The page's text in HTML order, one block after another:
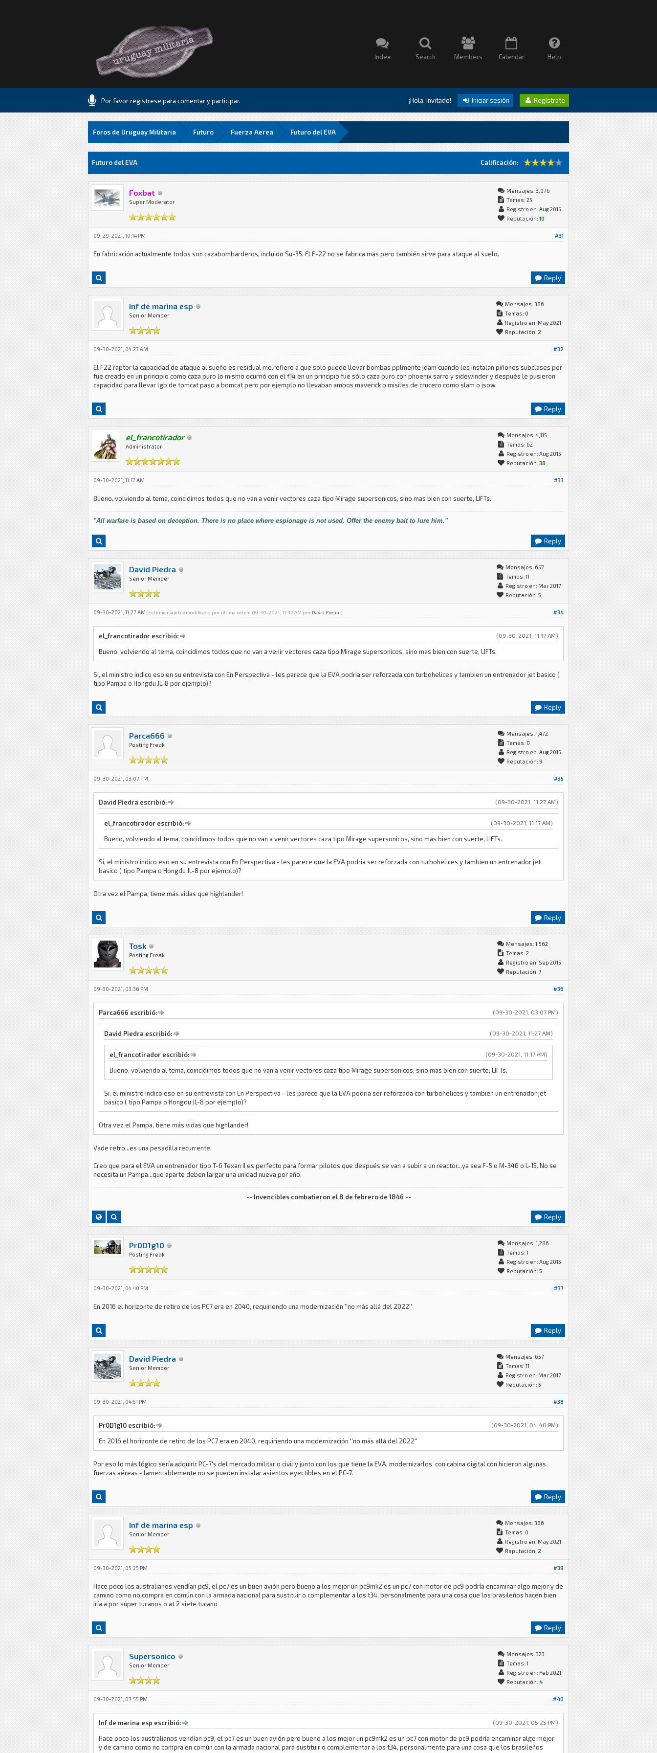
Index Search Members Calendar Help
Por favor registrese para comentar y participar. ¡Hola, Invitado! Iniciar sesión Regístrate
Foros de Uruguay Militaria Futuro Fuerza Aerea Futuro del EVA
Calificación:
2 voto(s) - 4 Media
1
2
3
4
5 Futuro del EVA
Foxbat
Super Moderator
Mensajes: 3,076
Temas: 25
Registro en: Aug 2015
Reputación: 10
#31
09-29-2021, 10:14 PM
En fabricación actualmente todos son cazabombarderos, incluido Su-35. El F-22 no se fabrica más pero también sirve para ataque al suelo.
Reply
Inf de marina esp
Senior Member
Mensajes: 386
Temas: 0
Registro en: May 2021
Reputación: 2
#32
09-30-2021, 04:27 AM
El F22 raptor la capacidad de ataque al sueño es residual me.refiero a que solo puede llevar bombas pplmente jdam cuando les instalan piñones subclases per
fue creado en un principio como caza puro lo mismo ocurrió con el f14 en un principio fue sólo caza puro con phoenix sarro y sidewinder y después le pusieron
capacidad para llevar lgb de tomcat paso a bomcat pero por ejemplo no llevaban ambos maverick o misiles de crucero como slam o jsow
Reply
el_francotirador
Administrator
Mensajes: 4,115
Temas: 62
Registro en: Aug 2015
Reputación: 38
#33
09-30-2021, 11:17 AM
Bueno, volviendo al tema, coincidimos todos que no van a venir vectores caza tipo Mirage supersonicos, sino mas bien con suerte, LIFTs.
"All warfare is based on deception. There is no place where espionage is not used. Offer the enemy bait to lure him."
Reply
David Piedra
Senior Member
Mensajes: 657
Temas: 11
Registro en: Mar 2017
Reputación: 5
#34
09-30-2021, 11:27 AM (Este mensaje fue modificado por última vez en: 09-30-2021, 11:32 AM por David Piedra .)
(09-30-2021, 11:17 AM)
el_francotirador escribió:
Bueno, volviendo al tema, coincidimos todos que no van a venir vectores caza tipo Mirage supersonicos, sino mas bien con suerte, LIFTs.
Si, el ministro indico eso en su entrevista con En Perspectiva - les parece que la EVA podria ser reforzada con turbohelices y tambien un entrenador jet basico (
tipo Pampa o Hongdu JL-8 por ejemplo)?
Reply
Parca666
Posting Freak
Mensajes: 1,472
Temas: 0
Registro en: Aug 2015
Reputación: 9
#35
09-30-2021, 03:07 PM
(09-30-2021, 11:27 AM)
David Piedra escribió:
(09-30-2021, 11:17 AM)
el_francotirador escribió:
Bueno, volviendo al tema, coincidimos todos que no van a venir vectores caza tipo Mirage supersonicos, sino mas bien con suerte, LIFTs.
Si, el ministro indico eso en su entrevista con En Perspectiva - les parece que la EVA podria ser reforzada con turbohelices y tambien un entrenador jet
basico ( tipo Pampa o Hongdu JL-8 por ejemplo)?
Otra vez el Pampa, tiene más vidas que highlander!
Reply
Tosk
Posting Freak
Mensajes: 1,562
Temas: 2
Registro en: Sep 2015
Reputación: 7
#36
09-30-2021, 03:36 PM
(09-30-2021, 03:07 PM)
Parca666 escribió:
(09-30-2021, 11:27 AM)
David Piedra escribió:
(09-30-2021, 11:17 AM)
el_francotirador escribió:
Bueno, volviendo al tema, coincidimos todos que no van a venir vectores caza tipo Mirage supersonicos, sino mas bien con suerte, LIFTs.
Si, el ministro indico eso en su entrevista con En Perspectiva - les parece que la EVA podria ser reforzada con turbohelices y tambien un entrenador jet
basico ( tipo Pampa o Hongdu JL-8 por ejemplo)?
Otra vez el Pampa, tiene más vidas que highlander!
Vade retro...es una pesadilla recurrente.
Creo que para el EVA un entrenador tipo T-6 Texan II es perfecto para formar pilotos que después se van a subir a un reactor...ya sea F-5 o M-346 o L-15. No se
necesita un Pampa...que aparte deben largar una unidad nueva por año.
-- Invencibles combatieron el 8 de febrero de 1846 --
Reply
Pr0D1g10
Posting Freak
Mensajes: 1,286
Temas: 1
Registro en: Aug 2015
Reputación: 5
#37
09-30-2021, 04:40 PM
En 2016 el horizonte de retiro de los PC7 era en 2040, requiriendo una modernización ''no más allá del 2022''
Reply
David Piedra
Senior Member
Mensajes: 657
Temas: 11
Registro en: Mar 2017
Reputación: 5
#38
09-30-2021, 04:51 PM
(09-30-2021, 04:40 PM)
Pr0D1g10 escribió:
En 2016 el horizonte de retiro de los PC7 era en 2040, requiriendo una modernización ''no más allá del 2022''
Por eso lo más lógico sería adquirir PC-7's del mercado militar o civil y junto con los que tiene la EVA, modernizarlos con cabina digital con hicieron algunas
fuerzas aéreas - lamentablemente no se pueden instalar asientos eyectibles en el PC-7.
Reply
Inf de marina esp
Senior Member
Mensajes: 386
Temas: 0
Registro en: May 2021
Reputación: 2
#39
09-30-2021, 05:25 PM
Hace poco los australianos vendían pc9, el pc7 es un buen avión pero bueno a los mejor un pc9mk2 es un pc7 con motor de pc9 podría encaminar algo mejor y de
camino como no compra en común con la armada nacional para sustituir o complementar a los t34, personalmente para una cosa que los brasileños hacen bien
iría a por súper tucanos o at 2 siete tucano
Reply
Supersonico
Senior Member
Mensajes: 323
Temas: 1
Registro en: Feb 2021
Reputación: 4
#40
09-30-2021, 07:55 PM
(09-30-2021, 05:25 PM)
Inf de marina esp escribió:
Hace poco los australianos vendían pc9, el pc7 es un buen avión pero bueno a los mejor un pc9mk2 es un pc7 con motor de pc9 podría encaminar algo mejor
y de camino como no compra en común con la armada nacional para sustituir o complementar a los t34, personalmente para una cosa que los brasileños